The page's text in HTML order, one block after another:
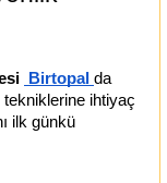
Birtopal da
tekniklerine ihtiyaç
ilk günkü